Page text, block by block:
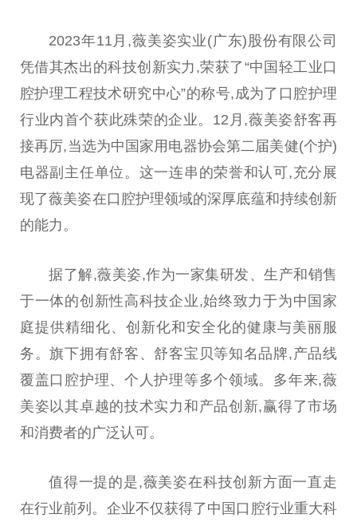
2023年11月,薇美姿实业(广东)股份有限公司
凭借其杰出的科技创新实力,荣获了“中国 轻工业口
腔护理工程技术研究中心”的称号,成为了口腔护理
行业内首个获此殊荣的企业。12月,薇美姿舒客再
接再厉,当选为中国 家用电器协会第二届美健(个护)
电器副 主任单位。这一连串的荣誉和认可,充分展
现了薇美姿在口腔护理领域的深厚底蕴和持续创新
的能力。
据了解,薇美姿,作为一家集研发、生产和销售
于一体的创新性高科技企业,始终致力于为中国 家
庭提供精细化、创新化和安全化的健康与美丽服
务。旗下拥有舒客、舒客宝贝等知名品牌,产品线
覆盖口腔护理、个人护理等多个领域。多年来,薇
美姿以其卓越的技术实力和产品创新,赢得了市场
和消费者的广泛认可。
值得一提的是,薇美姿在科技创新方面一直走
在行业前列。企业不仅获得了中国 口腔行业重大科